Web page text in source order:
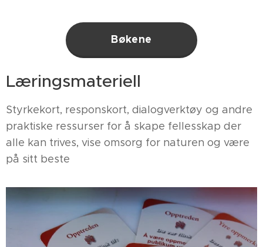
Bøkene
Læringsmateriell
Styrkekort, responskort, dialogverktøy og andre
praktiske ressurser for å skape fellesskap der
alle kan trives, vise omsorg for naturen og være
på sitt beste